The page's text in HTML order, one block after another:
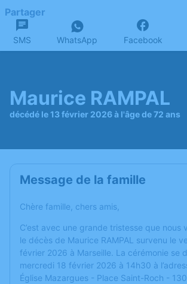
Partager
SMS WhatsApp Facebook
Maurice RAMPAL
décédé le 13 février 2026 à l'âge de 72 ans
Message de la famille
Chère famille, chers amis,
C’est avec une grande tristesse que nous
le décès de Maurice RAMPAL survenu le
février 2026 à Marseille. La cérémonie se
mercredi 18 février 2026 à 14h30 à
Église Mazargues - Place Saint-Roch -